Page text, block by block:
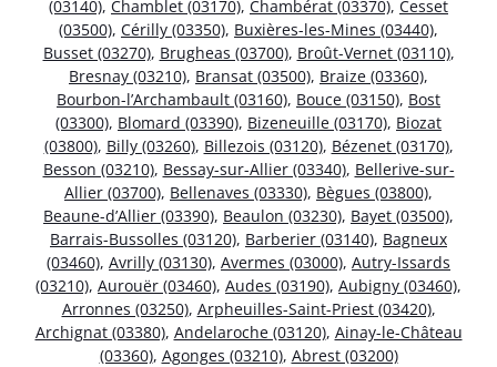
(03140), Chamblet (03170), Chambérat (03370), Cesset
(03500), Cérilly (03350), Buxières-les-Mines (03440),
Busset (03270), Brugheas (03700), Broût-Vernet (03110),
Bresnay (03210), Bransat (03500), Braize (03360),
Bourbon-l’Archambault (03160), Bouce (03150), Bost
(03300), Blomard (03390), Bizeneuille (03170), Biozat
(03800), Billy (03260), Billezois (03120), Bézenet (03170),
Besson (03210), Bessay-sur-Allier (03340), Bellerive-sur-
Allier (03700), Bellenaves (03330), Bègues (03800),
Beaune-d’Allier (03390), Beaulon (03230), Bayet (03500),
Barrais-Bussolles (03120), Barberier (03140), Bagneux
(03460), Avrilly (03130), Avermes (03000), Autry-Issards
(03210), Aurouër (03460), Audes (03190), Aubigny (03460),
Arronnes (03250), Arpheuilles-Saint-Priest (03420),
Archignat (03380), Andelaroche (03120), Ainay-le-Château
(03360), Agonges (03210), Abrest (03200)